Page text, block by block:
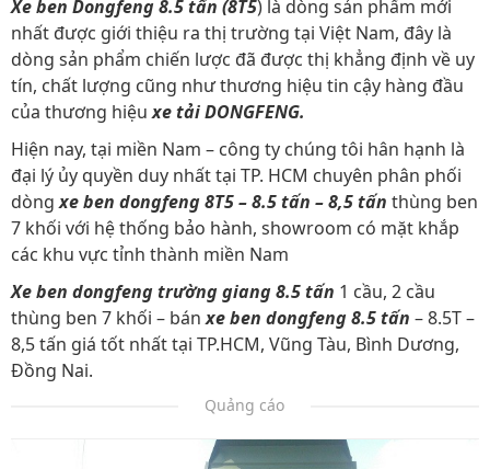
Xe ben Dongfeng 8.5 tấn (8T5) là dòng sản phẩm mới
nhất được giới thiệu ra thị trường tại Việt Nam, đây là
dòng sản phẩm chiến lược đã được thị khẳng định về uy
tín, chất lượng cũng như thương hiệu tin cậy hàng đầu
của thương hiệuxe tải DONGFENG.
Hiện nay, tại miền Nam – công ty chúng tôi hân hạnh là
đại lý ủy quyền duy nhất tại TP. HCM chuyên phân phối
dòngxe ben dongfeng 8T5 – 8.5 tấn – 8,5 tấn thùng ben
7 khối với hệ thống bảo hành, showroom có mặt khắp
các khu vực tỉnh thành miền Nam
Xe ben dongfeng trường giang 8.5 tấn 1 cầu, 2 cầu
thùng ben 7 khối – bánxe ben dongfeng 8.5 tấn – 8.5T –
8,5 tấn giá tốt nhất tại TP.HCM, Vũng Tàu, Bình Dương,
Đồng Nai.
Quảng cáo